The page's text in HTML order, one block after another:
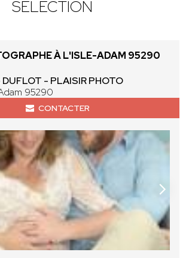
SÉLECTION
À L'ISLE-ADAM 95290
- PLAISIR PHOTO
95290
CONTACTER